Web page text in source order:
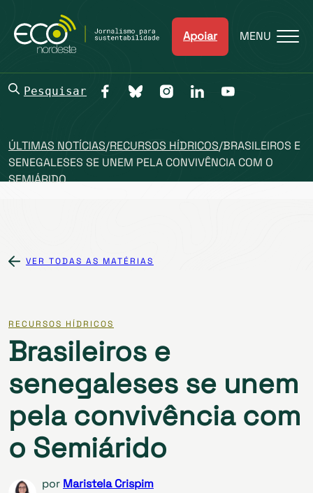
Apoiar MENU
Pesquisar
ÚLTIMAS NOTÍCIAS/RECURSOS HÍDRICOS/BRASILEIROS E
SENEGALESES SE UNEM PELA CONVIVÊNCIA COM O
SEMIÁRIDO
VER TODAS AS MATÉRIAS
RECURSOS HÍDRICOS
Brasileiros e
senegaleses se unem
pela convivência com
o Semiárido
por Maristela Crispim